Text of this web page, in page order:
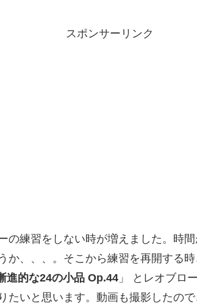
スポンサーリンク
の練習をしない時が増えました。時
か、、、。そこから練習を再開する
進的な24の小品 Op.44 」 とレオブロ
たいと思います。動画も撮影したので